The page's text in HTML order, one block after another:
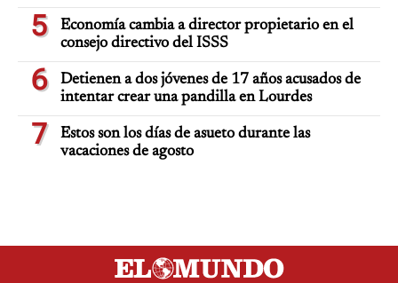
5
Economía cambia a director propietario en el
consejo directivo del ISSS
6
Detienen a dos jóvenes de 17 años acusados de
intentar crear una pandilla en Lourdes
7
Estos son los días de asueto durante las
vacaciones de agosto